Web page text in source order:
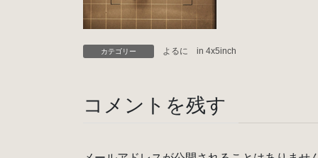
カテゴリー よるに in 4x5inch
コメントを残す